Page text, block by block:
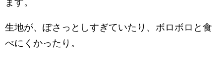
ます。
生地が、ぽさっとしすぎていたり、ボロボロと食
べにくかったり。